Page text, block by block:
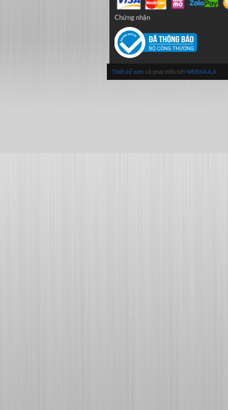
Chứng nhận
Thiết kế web và phát triển bởi WEBXAULA